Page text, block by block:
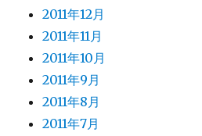
2011年12月
2011年11月
2011年10月
2011年9月
2011年8月
2011年7月